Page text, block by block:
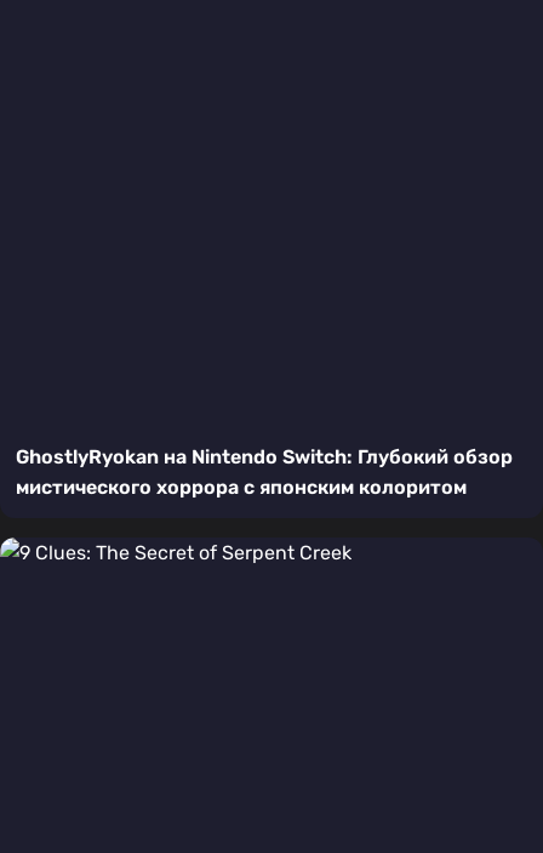
GhostlyRyokan на Nintendo Switch: Глубокий обзор
мистического хоррора с японским колоритом